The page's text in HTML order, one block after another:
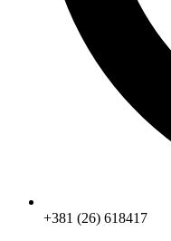
+381 (26) 618417